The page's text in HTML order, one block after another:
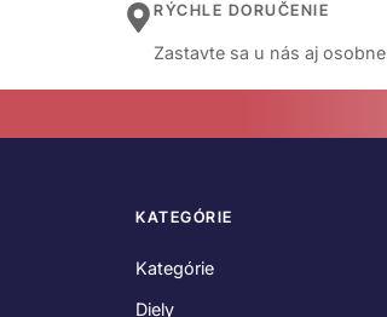
RÝCHLE DORUČENIE
Zastavte sa u nás aj osobne
KATEGÓRIE
Kategórie
Diely